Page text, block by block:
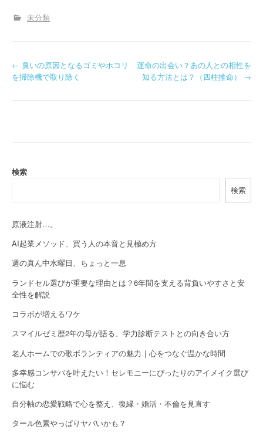
未分類
P
a
i
g
a
t
i
o
n
← 臭いの原因となるゴミやホコリ
を掃除機で取り除く
運命の出会い？あの人との相性を
知る方法とは？（四柱推命） →
検索
検索
原液注射…。
AI起業メソッド、買う人の本音と見極め方
週の真ん中水曜日、ちょっと一息
ランドセル選びが重要な理由とは？6年間を支える背負いやすさと安
全性を解説
コラボが増えるワケ
スマイルゼミ歴2年の母が語る、学力診断テストとの向き合い方
老人ホームでの歌ボランティアの魅力｜心をつなぐ温かな時間
多幸感コンサバを叶えたい！セレモニーにぴったりのアイメイク選び
に悩む
自分軸の恋愛戦略で心を整え、復縁・婚活・不倫を見直す
タール色素やっぱりヤバいかも？